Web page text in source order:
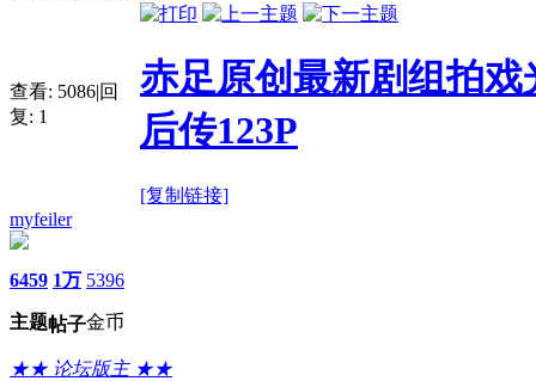
查看: 5086|回
复: 1
赤足原创最新剧组拍
后传123P
[复制链接]
myfeiler
6459
主题
1万
帖子
5396
金币
★★ 论坛版主 ★★